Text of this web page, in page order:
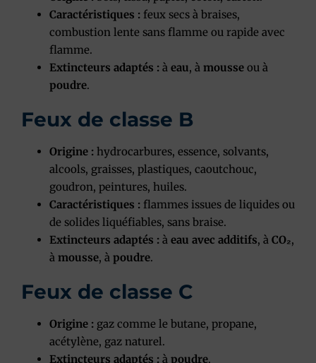
Caractéristiques : feux secs à braises,
combustion lente sans flamme ou rapide avec
flamme.
Extincteurs adaptés : à eau, à mousse ou à
poudre.
Feux de classe B
Origine : hydrocarbures, essence, solvants,
alcools, graisses, plastiques, caoutchouc,
goudron, peintures, huiles.
Caractéristiques : flammes issues de liquides ou
de solides liquéfiables, sans braise.
Extincteurs adaptés : à eau avec additifs, à CO₂,
à mousse, à poudre.
Feux de classe C
Origine : gaz comme le butane, propane,
acétylène, gaz naturel.
Extincteurs adaptés : à poudre.